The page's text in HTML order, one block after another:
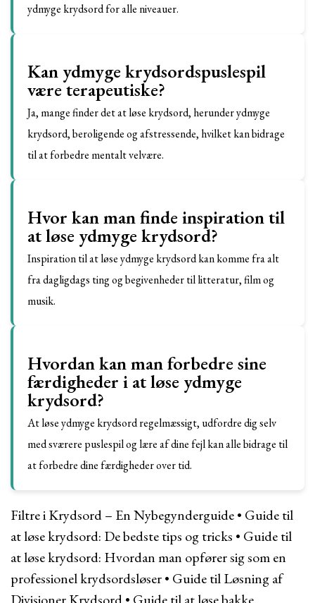
ydmyge krydsord for alle niveauer.
Kan ydmyge krydsordspuslespil
være terapeutiske?
Ja, mange finder det at løse krydsord, herunder ydmyge
krydsord, beroligende og afstressende, hvilket kan bidrage
til at forbedre mentalt velvære.
Hvor kan man finde inspiration til
at løse ydmyge krydsord?
Inspiration til at løse ydmyge krydsord kan komme fra alt
fra dagligdags ting og begivenheder til litteratur, film og
musik.
Hvordan kan man forbedre sine
færdigheder i at løse ydmyge
krydsord?
At løse ydmyge krydsord regelmæssigt, udfordre dig selv
med sværere puslespil og lære af dine fejl kan alle bidrage til
at forbedre dine færdigheder over tid.
Filtre i Krydsord – En Nybegynderguide• Guide til
at løse krydsord: De bedste tips og tricks • Guide til
at løse krydsord: Hvordan man opfører sig som en
professionel krydsordsløser• Guide til Løsning af